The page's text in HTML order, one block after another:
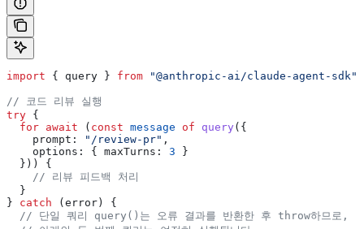
import { query } from "@anthropic-ai/claude-agent-sdk"
// 코드 리뷰 실행
try {
  for
await ( const message of query ({
    prompt:
"/review-pr" ,
    options:
{ maxTurns: 3 }
  })) {
    // 리뷰 피드백 처리
  }
} catch (error) {
  // 단일 쿼리 query()는 오류 결과를 반환한 후 throw하므로,